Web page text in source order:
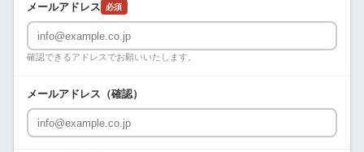
メールアドレス 必須
確認できるアドレスでお願いいたします。
メールアドレス（確認）